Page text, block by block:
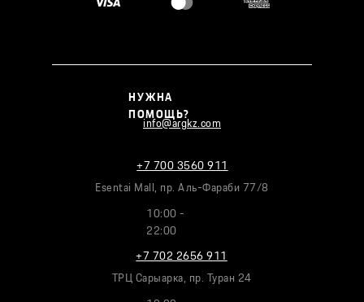
НУЖНА
ПОМОЩЬ?
info@argkz.com
+7 700 3560 911
Esentai Mall, пр. Аль-Фараби 77/8
10:00 -
22:00
ТРЦ Сарыарка, пр. Туран 24
+7 702 2656 911